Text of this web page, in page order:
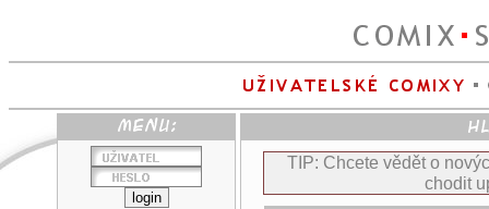
TIP: Chcete vědět o
chodit